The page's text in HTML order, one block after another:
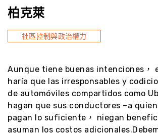
柏克萊
社區控制與政治權力
Aunque tiene buenas intenciones，
haría que las irresponsables y
de automóviles compartidos como
hagan que sus conductores –a
pagan lo suficiente， niegan
asuman los costos